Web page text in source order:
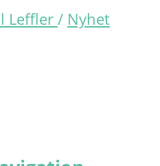
Leffler / Nyhet